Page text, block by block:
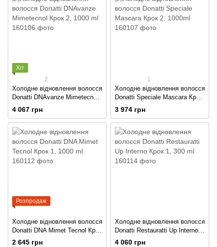
Хіт
2
Холодне відновлення волосся
Donatti DNAvanze Mimetecnol
Крок 2, 1000 ml
4 067 грн
1
Холодне відновлення волосся
Donatti Speciale Mascara Крок
2, 1000ml
3 974 грн
Розпродаж
Холодне відновлення волосся
Donatti DNA Mimet Tecnol Крок
1, 1000 ml
2 645 грн
Холодне відновлення волосся
Donatti Restauratti Up Interno
Крок 1, 300 ml
4 060 грн